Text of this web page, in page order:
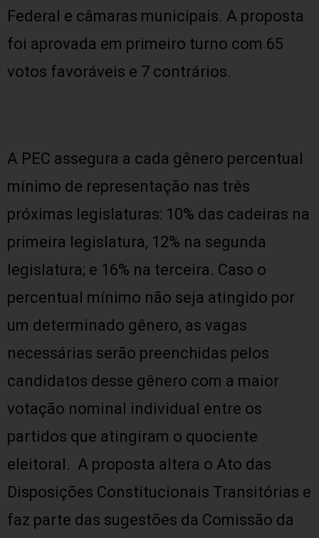
Federal e câmaras municipais. A proposta
foi aprovada em primeiro turno com 65
votos favoráveis e 7 contrários.
A PEC assegura a cada gênero percentual
mínimo de representação nas três
próximas legislaturas: 10% das cadeiras na
primeira legislatura, 12% na segunda
legislatura; e 16% na terceira. Caso o
percentual mínimo não seja atingido por
um determinado gênero, as vagas
necessárias serão preenchidas pelos
candidatos desse gênero com a maior
votação nominal individual entre os
partidos que atingiram o quociente
eleitoral. A proposta altera o Ato das
Disposições Constitucionais Transitórias e
faz parte das sugestões da Comissão da